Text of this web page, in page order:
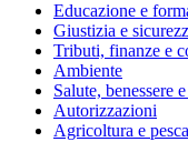
Educazione e
Giustizia e
Tributi, finanze e
Ambiente
Salute, benessere
Autorizzazioni
Agricoltura e pesca